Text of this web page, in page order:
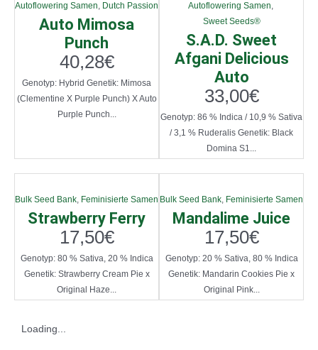
Autoflowering Samen, Dutch Passion
Auto Mimosa
Punch
40,28€
Genotyp: Hybrid Genetik: Mimosa
(Clementine X Purple Punch) X Auto
Purple Punch...
Autoflowering Samen,
Sweet Seeds®
S.A.D. Sweet
Afgani Delicious
Auto
33,00€
Genotyp: 86 % Indica / 10,9 % Sativa
/ 3,1 % Ruderalis Genetik: Black
Domina S1...
Bulk Seed Bank, Feminisierte Samen
Strawberry Ferry
17,50€
Genotyp: 80 % Sativa, 20 % Indica
Genetik: Strawberry Cream Pie x
Original Haze...
Bulk Seed Bank, Feminisierte Samen
Mandalime Juice
17,50€
Genotyp: 20 % Sativa, 80 % Indica
Genetik: Mandarin Cookies Pie x
Original Pink...
Loading...